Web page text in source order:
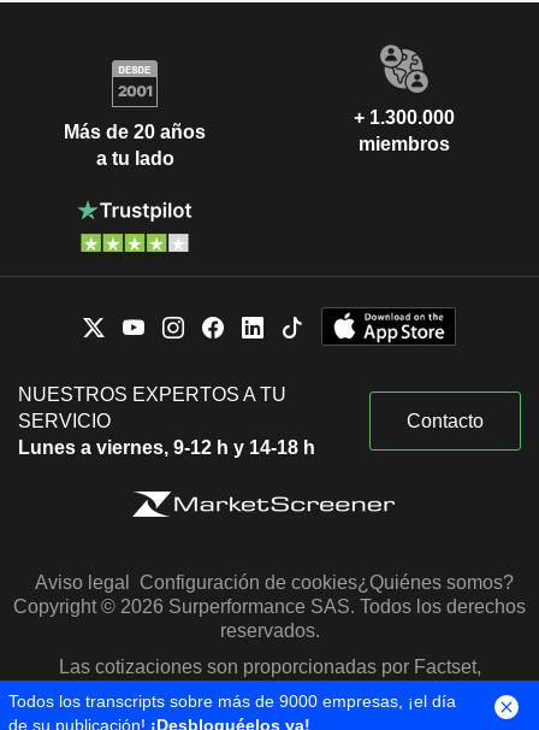
Más de 20 años
a tu lado
+ 1.300.000
miembros
NUESTROS EXPERTOS A TU
SERVICIO
Lunes a viernes, 9-12 h y 14-18 h
Contacto
Aviso legal Configuración de cookies¿Quiénes somos?
Copyright © 2026 Surperformance SAS. Todos los derechos
reservados.
Las cotizaciones son proporcionadas por Factset,
Morningstar y S&P Capital IQ
Todos los transcripts sobre más de 9000 empresas, ¡el día
de su publicación! ¡Desbloquéelos ya!